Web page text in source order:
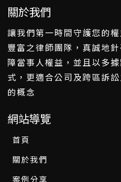
關於我們
讓我們第一時間守護您的
豐富之律師團隊，真誠地
障當事人權益，並且以多
式，更適合公司及跨區訴
的概念
網站導覽
首頁
關於我們
案例分享